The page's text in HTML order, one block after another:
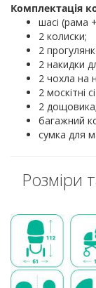
Комплектація
шасі (рама
2 колиски;
2
2 накидки
2 чохла на
2 москітні
2 дощовика;
багажний
сумка для
Розміри